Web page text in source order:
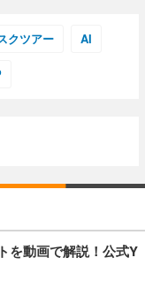
クツアー AI
を動画で解説！公式Y